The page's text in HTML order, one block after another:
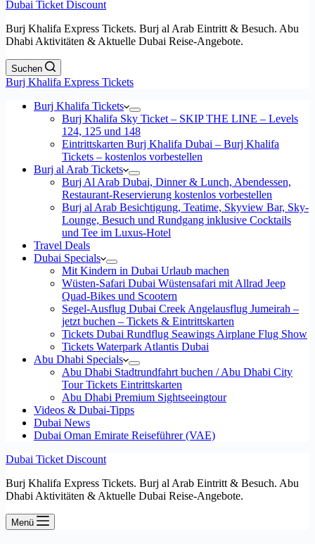
Dubai Ticket Discount
Burj Khalifa Express Tickets. Burj al Arab Eintritt & Besuch. Abu
Dhabi Aktivitäten & Aktuelle Dubai Reise-Angebote.
Suchen
Burj Khalifa Express Tickets
Burj Khalifa Tickets
Burj Khalifa Sky Ticket – SKIP THE LINE – Levels
124, 125 und 148
Eintrittskarten Burj Khalifa Dubai – Burj Khalifa
Tickets – kostenlos vorbestellen
Burj al Arab Tickets
Burj Al Arab Dubai, Dinner & Lunch, Abendessen,
Restaurant-Reservierung kostenlos vorbestellen
Burj al Arab Besichtigung, Teatime, Skyview Bar, Sky-
Lounge, Besuch und Rundgang inklusive Cocktails
und Tee im Luxus-Hotel
Travel Deals
Dubai Specials
Mit Kindern in Dubai Urlaub machen
Wüsten-Safari Dubai Wüstensafari mit Allrad Jeep
Quad-Bikes und Scootern
Segel-Ausflug Dubai Creek Angelausflug Jumeirah –
jetzt buchen – Tickets & Eintrittskarten
Tickets Dubai Rundflug Seawings Airplane Flug Show
Tickets Waterpark Atlantis Dubai
Abu Dhabi Specials
Abu Dhabi Stadtrundfahrt buchen / Abu Dhabi City
Tour Tickets Eintrittskarten
Abu Dhabi Premium Sightseeingtour
Videos & Dubai-Tipps
Dubai News
Dubai Oman Emirate Reiseführer (VAE)
Dubai Ticket Discount
Burj Khalifa Express Tickets. Burj al Arab Eintritt & Besuch. Abu
Dhabi Aktivitäten & Aktuelle Dubai Reise-Angebote.
Menü